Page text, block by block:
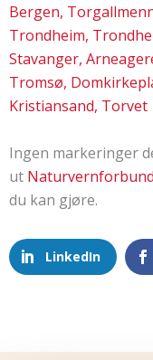
Bergen,
Trondheim,
Stavanger,
Tromsø,
Kristiansand, Torvet
Ingen markeringer
ut
du kan gjøre.
LinkedIn